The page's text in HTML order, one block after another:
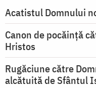
Acatistul Domnului
Canon de pocăință
Hristos
Rugăciune către
alcătuită de Sfântul